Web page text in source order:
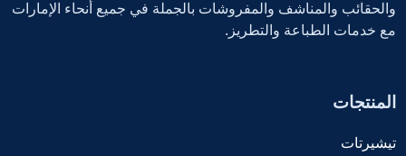
والحقائب والمناشف والمفروشات بالجملة في جميع أنحاء الإمارات
مع خدمات الطباعة والتطريز.
المنتجات
تيشيرتات